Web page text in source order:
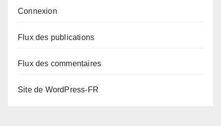
Connexion
Flux des publications
Flux des commentaires
Site de WordPress-FR